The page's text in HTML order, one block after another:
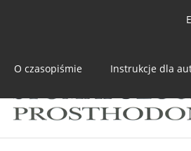
O czasopiśmie Instrukcje dla